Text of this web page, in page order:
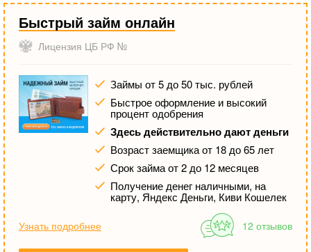
Быстрый займ онлайн
Лицензия ЦБ РФ №
Займы от 5 до 50 тыс. рублей
Быстрое оформление и высокий
процент одобрения
Здесь действительно дают деньги
Возраст заемщика от 18 до 65 лет
Срок займа от 2 до 12 месяцев
Получение денег наличными, на
карту, Яндекс Деньги, Киви Кошелек
Узнать подробнее 12 отзывов